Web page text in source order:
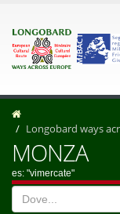
Longobard ways
MONZA
es: "vimercate"